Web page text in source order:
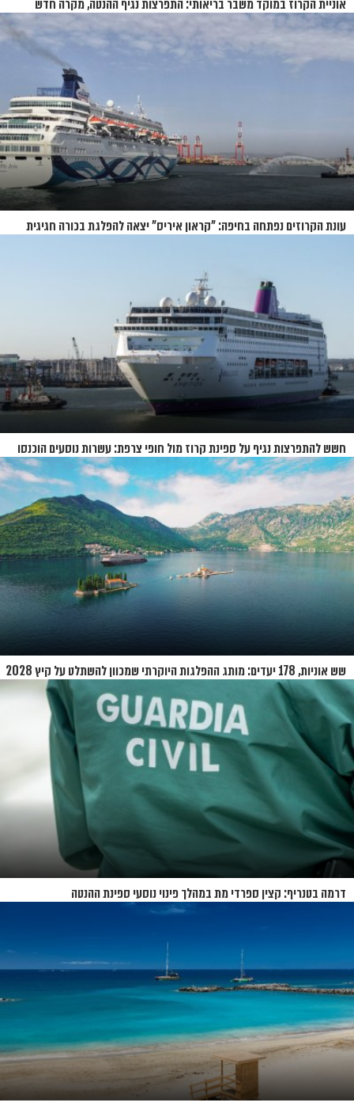
אוניית הקרוז במוקד משבר בריאותי: התפרצות נגיף ההנטה, מקרה חדש
בשווייץ ומחלוקת בין מדינות
עונת הקרוזים נפתחה בחיפה: "קראון איריס" יצאה להפלגת בכורה חגיגית
חשש להתפרצות נגיף על ספינת קרוז מול חופי צרפת: עשרות נוסעים הוכנסו
לבידוד
שש אוניות, 178 יעדים: מותג ההפלגות היוקרתי שמכוון להשתלט על קיץ 2028
דרמה בטנריף: קצין ספרדי מת במהלך פינוי נוסעי ספינת ההנטה